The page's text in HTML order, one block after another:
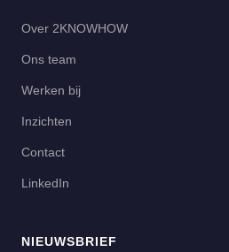
Over 2KNOWHOW
Ons team
Werken bij
Inzichten
Contact
LinkedIn
NIEUWSBRIEF